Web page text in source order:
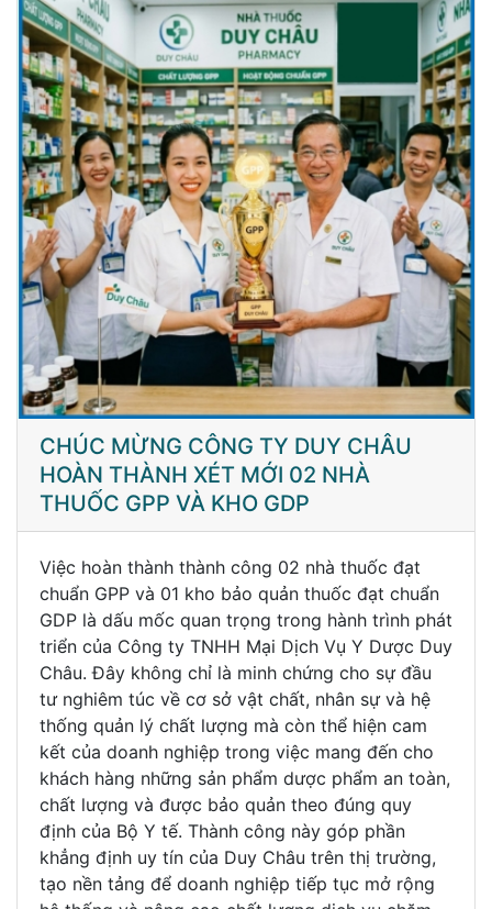
CHÚC MỪNG CÔNG TY DUY CHÂU
HOÀN THÀNH XÉT MỚI 02 NHÀ
THUỐC GPP VÀ KHO GDP
Việc hoàn thành thành công 02 nhà thuốc đạt
chuẩn GPP và 01 kho bảo quản thuốc đạt chuẩn
GDP là dấu mốc quan trọng trong hành trình phát
triển của Công ty TNHH Mại Dịch Vụ Y Dược Duy
Châu. Đây không chỉ là minh chứng cho sự đầu
tư nghiêm túc về cơ sở vật chất, nhân sự và hệ
thống quản lý chất lượng mà còn thể hiện cam
kết của doanh nghiệp trong việc mang đến cho
khách hàng những sản phẩm dược phẩm an toàn,
chất lượng và được bảo quản theo đúng quy
định của Bộ Y tế. Thành công này góp phần
khẳng định uy tín của Duy Châu trên thị trường,
tạo nền tảng để doanh nghiệp tiếp tục mở rộng